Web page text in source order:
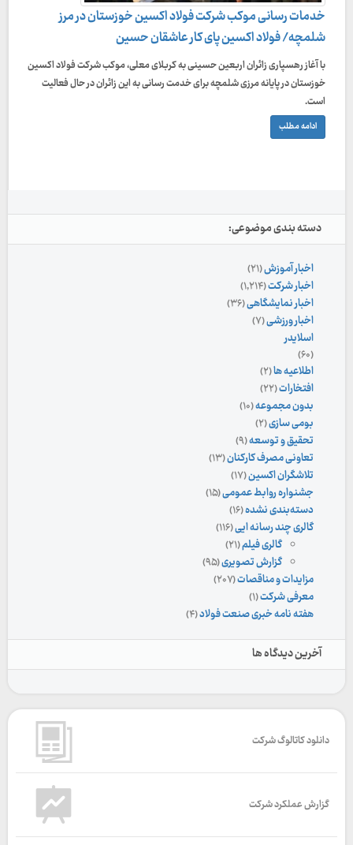
خدمات رسانی موکب شرکت فولاد اکسین خوزستان در مرز
شلمچه/ فولاد اکسین پای کار عاشقان حسین
با آغاز رهسپاری زائران اربعین حسینی به کربلای معلی، موکب شرکت فولاد اکسین
خوزستان در پایانه مرزی شلمچه برای خدمت رسانی به این زائران در حال فعالیت
است.
ادامه مطلب
دسته بندی موضوعی:
اخبار آموزش(۲۱)
اخبار شرکت(۱,۲۱۴)
اخبار نمایشگاهی(۳۶)
اخبار ورزشی(۷)
اسلایدر
(۶۰)
اطلاعیه ها(۲)
افتخارات(۲۲)
بدون مجموعه(۱۰)
بومی سازی(۲)
تحقیق و توسعه(۹)
تعاونی مصرف کارکنان(۱۳)
تلاشگران اکسین(۱۷)
جشنواره روابط عمومی(۱۵)
دسته‌بندی نشده(۱۶)
گالری چند رسانه ایی(۱۱۶)
گالری فیلم(۲۱)
گزارش تصویری(۹۵)
مزایدات و مناقصات(۲۰۷)
معرفی شرکت(۱)
هفته نامه خبری صنعت فولاد(۴)
آخرین دیدگاه ها
دانلود کاتالوگ شرکت
گزارش عملکرد شرکت